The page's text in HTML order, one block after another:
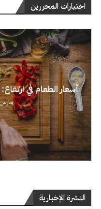
اختيارات المحررين
أسعار الطعام في
مارس 28,
النشرة الإخبارية